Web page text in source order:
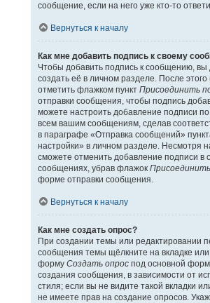
сообщение, если на него уже кто-то
Вернуться к началу
Как мне добавить подпись к своему
Чтобы добавить подпись к сообщению,
создать её в личном разделе. После
отметить флажком пункт Присоединить
отправки сообщения, чтобы подпись
можете настроить добавление подписи
всем вашим сообщениям, сделав
в параграфе «Отправка сообщений»
настройки» в личном разделе. Несмотря
сможете отменить добавление подписи в
сообщениях, убрав флажок
форме отправки сообщения.
Вернуться к началу
Как мне создать опрос?
При создании темы или редактировании
сообщения темы щёлкните на вкладке
форму Создать опроспод основной
создания сообщения, в зависимости от
стиля; если вы не видите такой вкладки
не имеете прав на создание опросов.